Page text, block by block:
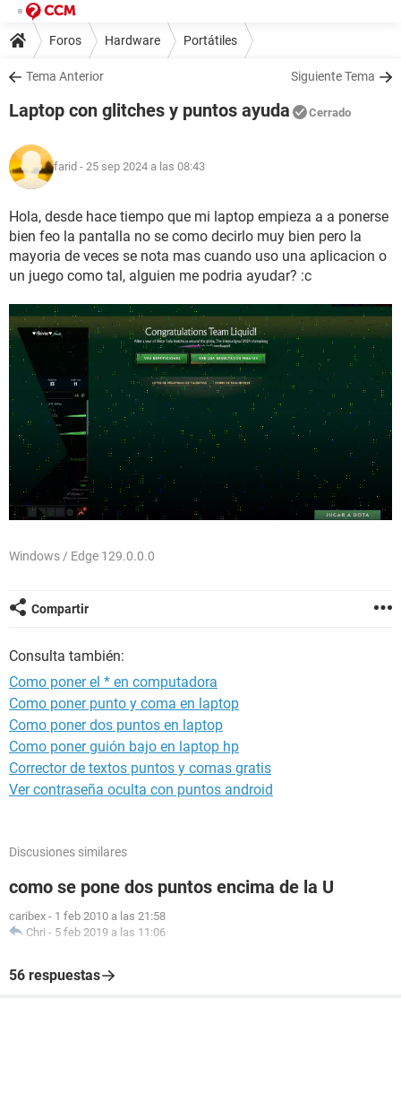
Foros Hardware Portátiles
Tema Anterior Siguiente Tema
Laptop con glitches y puntos ayuda Cerrado
farid - 25 sep 2024 a las 08:43
Hola, desde hace tiempo que mi laptop empieza a a ponerse
bien feo la pantalla no se como decirlo muy bien pero la
mayoria de veces se nota mas cuando uso una aplicacion o
un juego como tal, alguien me podria ayudar? :c
Windows / Edge 129.0.0.0
Compartir
Consulta también:
Como poner el * en computadora
Como poner punto y coma en laptop
Como poner dos puntos en laptop
Como poner guión bajo en laptop hp
Corrector de textos puntos y comas gratis
Ver contraseña oculta con puntos android
Discusiones similares
como se pone dos puntos encima de la U
caribex - 1 feb 2010 a las 21:58
Chri - 5 feb 2019 a las 11:06
56 respuestas